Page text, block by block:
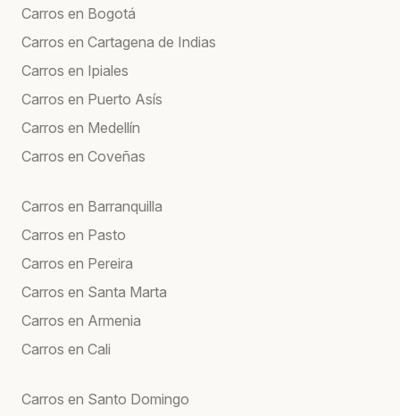
Carros en Bogotá
Carros en Cartagena de Indias
Carros en Ipiales
Carros en Puerto Asís
Carros en Medellín
Carros en Coveñas
Carros en Barranquilla
Carros en Pasto
Carros en Pereira
Carros en Santa Marta
Carros en Armenia
Carros en Cali
Carros en Santo Domingo